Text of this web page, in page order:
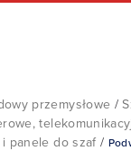
przemysłowe /
i panele do szaf /